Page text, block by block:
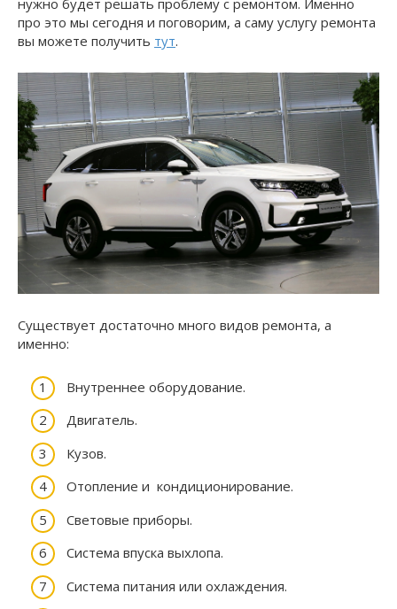
про это мы сегодня и поговорим, а саму услугу ремонта
вы можете получить тут.
Существует достаточно много видов ремонта, а
именно:
Внутреннее оборудование.
Двигатель.
Кузов.
Отопление и кондиционирование.
Световые приборы.
Система впуска выхлопа.
Система питания или охлаждения.